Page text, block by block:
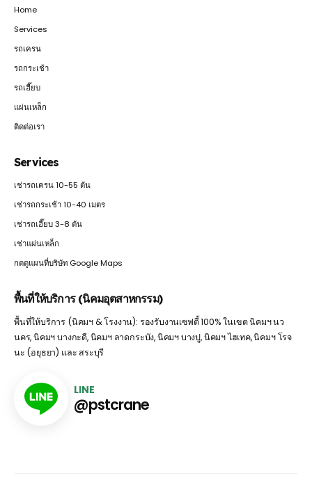
Home
Services
รถเครน
รถกระเช้า
รถเฮี๊ยบ
แผ่นเหล็ก
ติดต่อเรา
Services
เช่ารถเครน 10-55 ตัน
เช่ารถกระเช้า 10-40 เมตร
เช่ารถเฮี๊ยบ 3-8 ตัน
เช่าแผ่นเหล็ก
กดดูแผนที่บริษัท Google Maps
พื้นที่ให้บริการ (นิคมอุตสาหกรรม)
พื้นที่ให้บริการ (นิคมฯ & โรงงาน): รองรับงานเซฟตี้ 100% ในเขต นิคมฯ นว
นคร, นิคมฯ บางกะดี, นิคมฯ ลาดกระบัง, นิคมฯ บางปู, นิคมฯ ไฮเทค, นิคมฯ โรจ
นะ (อยุธยา) และ สระบุรี
LINE
@pstcrane